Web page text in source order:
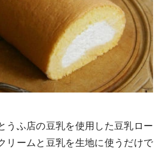
うふ店の豆乳を使用した豆乳ロー
リームと豆乳を生地に使うだけで